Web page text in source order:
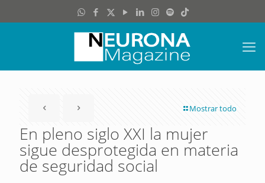
Mostrar todo
En pleno siglo XXI la mujer
sigue desprotegida en materia
de seguridad social